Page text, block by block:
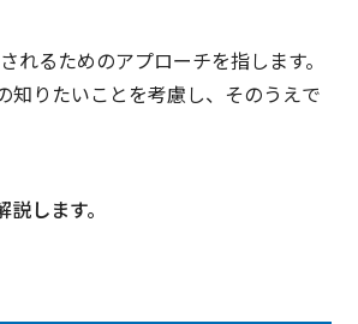
るためのアプローチを指します。
知りたいことを考慮し、そのうえで
します。